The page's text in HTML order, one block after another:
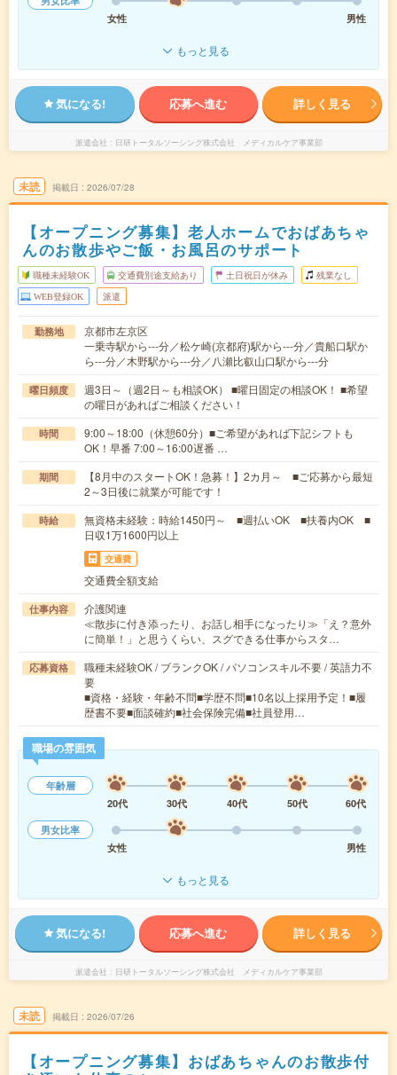
女性
男性
もっと見る
気になる! 応募へ進む 詳しく見る
派遣会社 日研トータルソーシング株式会社 メディカルケア事業部
未読 掲載日 2026/07/28
【オープニング募集】老人ホームでおばあちゃ
んのお散歩やご飯・お風呂のサポート
職種未経験OK 交通費別途支給あり 土日祝日が休み 残業なし
WEB登録OK 派遣
勤務地
京都市左京区
一乗寺駅から---分／松ケ崎(京都府)駅から---分／貴船口駅か
ら---分／木野駅から---分／八瀬比叡山口駅から---分
曜日頻度
週3日～（週2日～も相談OK） ■曜日固定の相談OK！ ■希望
の曜日があればご相談ください！
時間
9:00～18:00（休憩60分）■ご希望があれば下記シフトも
OK！早番 7:00～16:00遅番 …
期間
【8月中のスタートOK！急募！】2カ月～ ■ご応募から最短
2～3日後に就業が可能です！
時給
無資格未経験：時給1450円～ ■週払いOK ■扶養内OK ■
日収1万1600円以上
交通費
交通費全額支給
仕事内容
介護関連
≪散歩に付き添ったり、お話し相手になったり≫「え？意外
に簡単！」と思うくらい、スグできる仕事からスタ…
応募資格
職種未経験OK / ブランクOK / パソコンスキル不要 / 英語力不
要
■資格・経験・年齢不問■学歴不問■10名以上採用予定！■履
歴書不要■面談確約■社会保険完備■社員登用…
職場の雰囲気
年齢層
20代
30代 40代 50代
60代
男女比率
女性
男性
もっと見る
気になる! 応募へ進む 詳しく見る
派遣会社 日研トータルソーシング株式会社 メディカルケア事業部
未読 掲載日 2026/07/26
【オープニング募集】おばあちゃんのお散歩付